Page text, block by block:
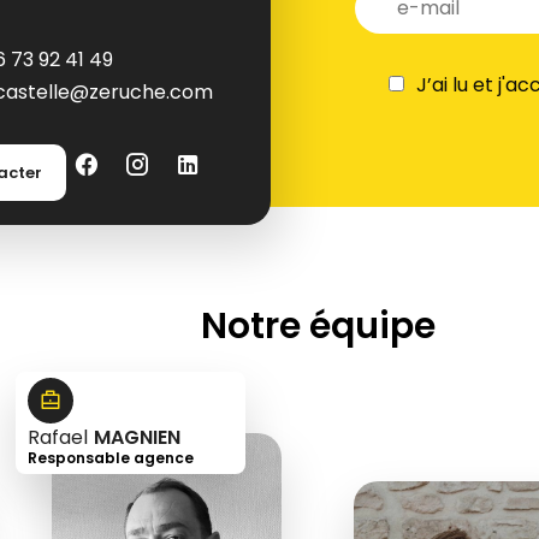
73 92 41 49
J’ai lu et
Notre équipe
Rafael MAGNIEN
Responsable agence
+33